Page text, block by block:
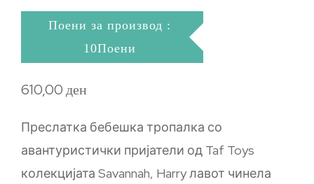
Поени за производ :
10Поени
610,00ден
Преслатка бебешка тропалка со
авантуристички пријатели од Taf Toys
колекцијата Savannah, Harry лавот чинела